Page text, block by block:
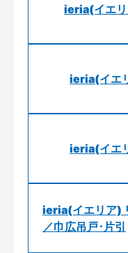
ieria(イエリ
ieria(イエ
ieria(イエ
ieria(イエリア)
／巾広吊戸･片引